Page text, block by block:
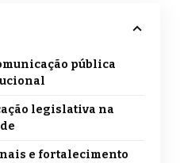
pública
legislativa na
e fortalecimento